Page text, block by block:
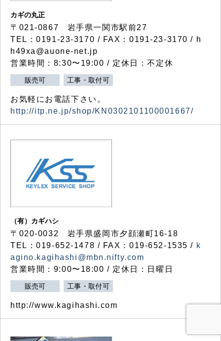
カギの丸正
〒021-0867 岩手県一関市駅前27
TEL：0191-23-3170 / FAX：0191-23-3170 / h
h49xa@auone-net.jp
営業時間：8:30〜19:00 / 定休日：不定休
販売可 工事・取付可
お気軽にお電話下さい。
http://itp.ne.jp/shop/KN0302101100001667/
（有）カギハシ
〒020-0032 岩手県盛岡市夕顔瀬町16-18
TEL：019-652-1478 / FAX：019-652-1535 / k
agino.kagihashi@mbn.nifty.com
営業時間：9:00〜18:00 / 定休日：日曜日
販売可 工事・取付可
http://www.kagihashi.com